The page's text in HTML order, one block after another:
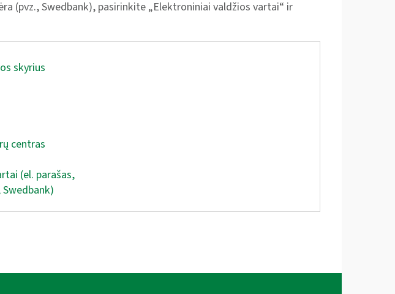
(pvz., Swedbank), pasirinkite „Elektroniniai valdžios vartai“ ir
skyrius
centras
(el. parašas,
Swedbank)